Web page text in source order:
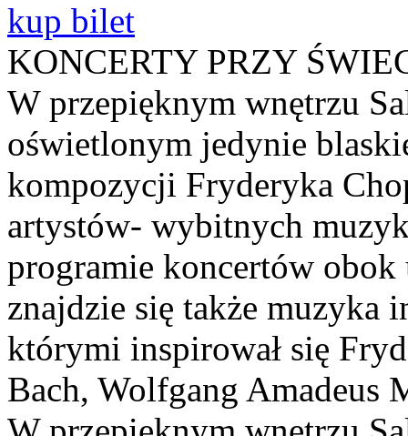
kup bilet
KONCERTY PRZY
W przepięknym wnętrzu
oświetlonym jedynie
kompozycji Fryderyka
artystów- wybitnych
programie koncertów
znajdzie się także muzyka
którymi inspirował się
Bach, Wolfgang Amadeus